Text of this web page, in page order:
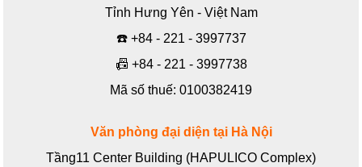
Tỉnh Hưng Yên - Việt Nam
☎️ +84 - 221 - 3997737
📠 +84 - 221 - 3997738
Mã số thuế: 0100382419
Văn phòng đại diện tại Hà Nội
Tầng11 Center Building (HAPULICO Complex)